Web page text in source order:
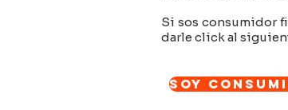
Si sos consumidor
darle click al
Soy